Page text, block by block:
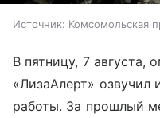
Источник: Комсомольская
В пятницу, 7 августа,
«ЛизаАлерт» озвучил
работы. За прошлый